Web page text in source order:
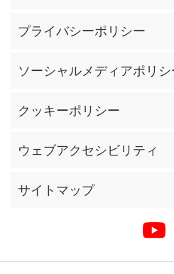
プライバシーポリシー
ソーシャルメディアポリシ
クッキーポリシー
ウェブアクセシビリティ
サイトマップ